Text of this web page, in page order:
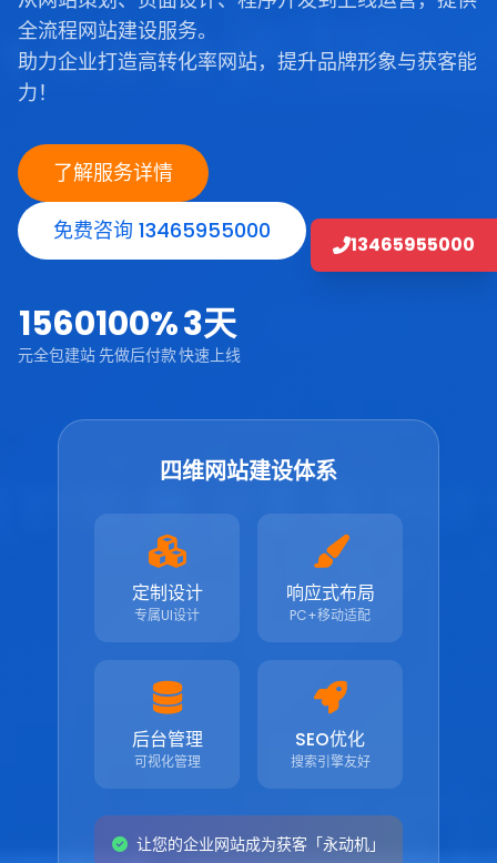
全流程网站建设服务。
助力企业打造高转化率网站，提升品牌形象与获客能
力！
了解服务详情
免费咨询 13465955000
1560
元全包建站
100%
先做后付款
3天
快速上线
四维网站建设体系
定制设计
专属UI设计
响应式布局
PC+移动适配
后台管理
可视化管理
SEO优化
搜索引擎友好
让您的企业网站成为获客「永动机」
13465955000